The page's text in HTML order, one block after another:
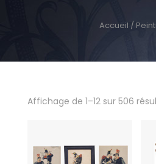
Accueil /
Affichage de 1–12 sur 506